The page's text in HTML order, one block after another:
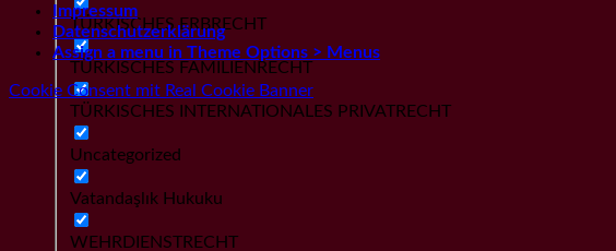
TÜRKISCHES ERBRECHT
TÜRKISCHES FAMILIENRECHT
TÜRKISCHES INTERNATIONALES PRIVATRECHT
Uncategorized
Vatandaşlık Hukuku
WEHRDIENSTRECHT
Impressum
Datenschutzerklärung
Assign a menu in Theme Options > Menus
Cookie Consent mit Real Cookie Banner